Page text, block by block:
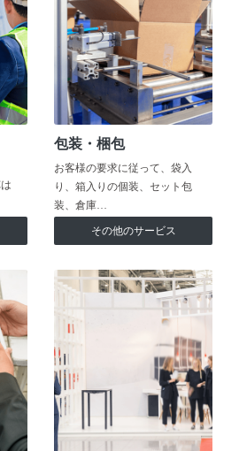
包装・梱包
お客様の要求に従って、袋入
り、箱入りの個装、セット包
装、倉庫…
その他のサービス